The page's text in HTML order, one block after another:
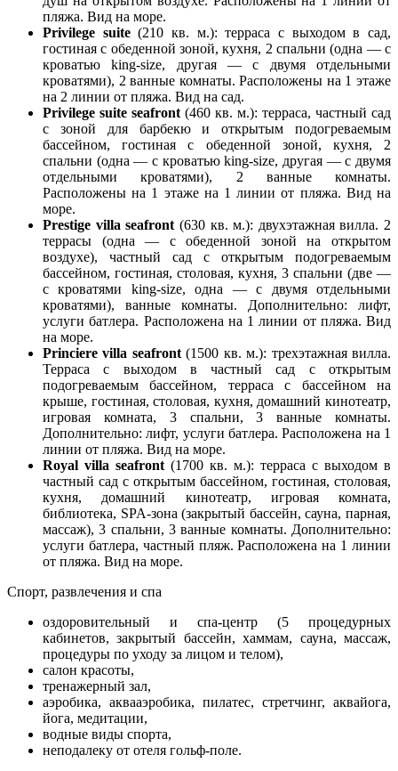
пляжа. Вид на море.
Privilege suite(210 кв. м.): терраса с выходом в сад,
гостиная с обеденной зоной, кухня, 2 спальни (одна — с
кроватью king-size, другая — с двумя отдельными
кроватями), 2 ванные комнаты. Расположены на 1 этаже
на 2 линии от пляжа. Вид на сад.
Privilege suite seafront (460 кв. м.): терраса, частный сад
с зоной для барбекю и открытым подогреваемым
бассейном, гостиная с обеденной зоной, кухня, 2
спальни (одна — с кроватью king-size, другая — с двумя
отдельными кроватями), 2 ванные комнаты.
Расположены на 1 этаже на 1 линии от пляжа. Вид на
море.
Prestige villa seafront (630 кв. м.): двухэтажная вилла. 2
террасы (одна — с обеденной зоной на открытом
воздухе), частный сад с открытым подогреваемым
бассейном, гостиная, столовая, кухня, 3 спальни (две —
с кроватями king-size, одна — с двумя отдельными
кроватями), ванные комнаты. Дополнительно: лифт,
услуги батлера. Расположена на 1 линии от пляжа. Вид
на море.
Princiere villa seafront(1500 кв. м.): трехэтажная вилла.
Терраса с выходом в частный сад с открытым
подогреваемым бассейном, терраса с бассейном на
крыше, гостиная, столовая, кухня, домашний кинотеатр,
игровая комната, 3 спальни, 3 ванные комнаты.
Дополнительно: лифт, услуги батлера. Расположена на 1
линии от пляжа. Вид на море.
Royal villa seafront (1700 кв. м.): терраса с выходом в
частный сад с открытым бассейном, гостиная, столовая,
кухня, домашний кинотеатр, игровая комната,
библиотека, SPA-зона (закрытый бассейн, сауна, парная,
массаж), 3 спальни, 3 ванные комнаты. Дополнительно:
услуги батлера, частный пляж. Расположена на 1 линии
от пляжа. Вид на море.
Спорт, развлечения и спа
оздоровительный и спа-центр (5 процедурных
кабинетов, закрытый бассейн, хаммам, сауна, массаж,
процедуры по уходу за лицом и телом),
салон красоты,
тренажерный зал,
аэробика, аквааэробика, пилатес, стретчинг, аквайога,
йога, медитации,
водные виды спорта,
неподалеку от отеля гольф-поле.